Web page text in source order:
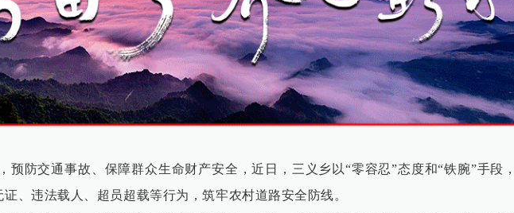
预防交通事故、保障群众生命财产安全，近日，三义乡以“零容忍”态度和“铁腕”手段
、违法载人、超员超载等行为，筑牢农村道路安全防线。